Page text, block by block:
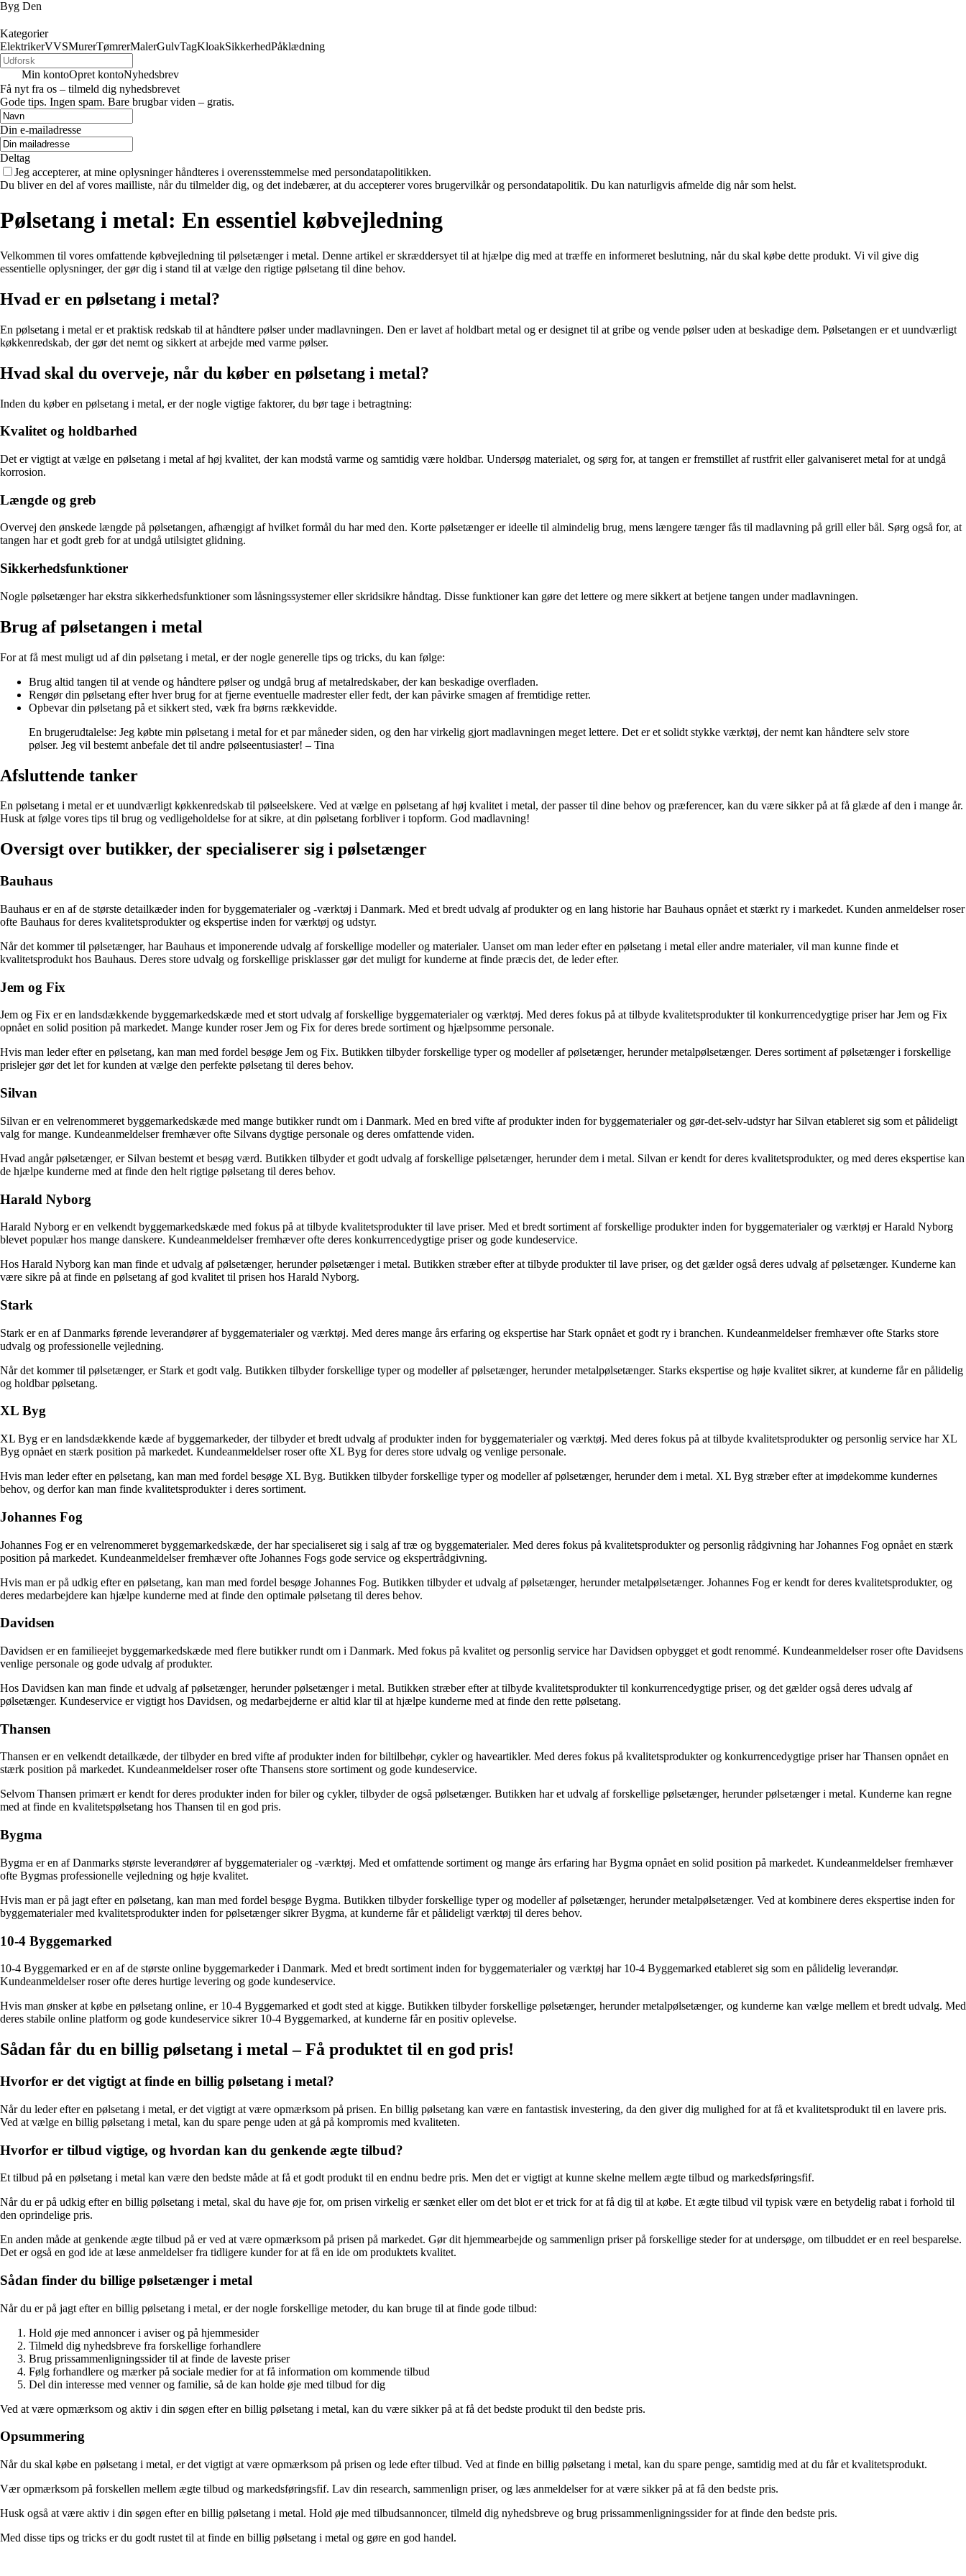
Byg Den
Kategorier
ElektrikerVVSMurerTømrerMalerGulvTagKloakSikkerhedPåklædning
Min kontoOpret kontoNyhedsbrev
Få nyt fra os – tilmeld dig nyhedsbrevet
Gode tips. Ingen spam. Bare brugbar viden – gratis.
Din e-mailadresse
Deltag
Jeg accepterer, at mine oplysninger håndteres i overensstemmelse med persondatapolitikken.
Du bliver en del af vores mailliste, når du tilmelder dig, og det indebærer, at du accepterer vores brugervilkår og persondatapolitik. Du kan naturligvis afmelde dig når som helst.
Pølsetang i metal: En essentiel købvejledning
Velkommen til vores omfattende købvejledning til pølsetænger i metal. Denne artikel er skræddersyet til at hjælpe dig med at træffe en informeret beslutning, når du skal købe dette produkt. Vi vil give dig
essentielle oplysninger, der gør dig i stand til at vælge den rigtige pølsetang til dine behov.
Hvad er en pølsetang i metal?
En pølsetang i metal er et praktisk redskab til at håndtere pølser under madlavningen. Den er lavet af holdbart metal og er designet til at gribe og vende pølser uden at beskadige dem. Pølsetangen er et uundværligt
køkkenredskab, der gør det nemt og sikkert at arbejde med varme pølser.
Hvad skal du overveje, når du køber en pølsetang i metal?
Inden du køber en pølsetang i metal, er der nogle vigtige faktorer, du bør tage i betragtning:
Kvalitet og holdbarhed
Det er vigtigt at vælge en pølsetang i metal af høj kvalitet, der kan modstå varme og samtidig være holdbar. Undersøg materialet, og sørg for, at tangen er fremstillet af rustfrit eller galvaniseret metal for at undgå
korrosion.
Længde og greb
Overvej den ønskede længde på pølsetangen, afhængigt af hvilket formål du har med den. Korte pølsetænger er ideelle til almindelig brug, mens længere tænger fås til madlavning på grill eller bål. Sørg også for, at
tangen har et godt greb for at undgå utilsigtet glidning.
Sikkerhedsfunktioner
Nogle pølsetænger har ekstra sikkerhedsfunktioner som låsningssystemer eller skridsikre håndtag. Disse funktioner kan gøre det lettere og mere sikkert at betjene tangen under madlavningen.
Brug af pølsetangen i metal
For at få mest muligt ud af din pølsetang i metal, er der nogle generelle tips og tricks, du kan følge:
Brug altid tangen til at vende og håndtere pølser og undgå brug af metalredskaber, der kan beskadige overfladen.
Rengør din pølsetang efter hver brug for at fjerne eventuelle madrester eller fedt, der kan påvirke smagen af fremtidige retter.
Opbevar din pølsetang på et sikkert sted, væk fra børns rækkevidde.
En brugerudtalelse: Jeg købte min pølsetang i metal for et par måneder siden, og den har virkelig gjort madlavningen meget lettere. Det er et solidt stykke værktøj, der nemt kan håndtere selv store
pølser. Jeg vil bestemt anbefale det til andre pølseentusiaster! – Tina
Afsluttende tanker
En pølsetang i metal er et uundværligt køkkenredskab til pølseelskere. Ved at vælge en pølsetang af høj kvalitet i metal, der passer til dine behov og præferencer, kan du være sikker på at få glæde af den i mange år.
Husk at følge vores tips til brug og vedligeholdelse for at sikre, at din pølsetang forbliver i topform. God madlavning!
Oversigt over butikker, der specialiserer sig i pølsetænger
Bauhaus
Bauhaus er en af de største detailkæder inden for byggematerialer og -værktøj i Danmark. Med et bredt udvalg af produkter og en lang historie har Bauhaus opnået et stærkt ry i markedet. Kunden anmeldelser roser
ofte Bauhaus for deres kvalitetsprodukter og ekspertise inden for værktøj og udstyr.
Når det kommer til pølsetænger, har Bauhaus et imponerende udvalg af forskellige modeller og materialer. Uanset om man leder efter en pølsetang i metal eller andre materialer, vil man kunne finde et
kvalitetsprodukt hos Bauhaus. Deres store udvalg og forskellige prisklasser gør det muligt for kunderne at finde præcis det, de leder efter.
Jem og Fix
Jem og Fix er en landsdækkende byggemarkedskæde med et stort udvalg af forskellige byggematerialer og værktøj. Med deres fokus på at tilbyde kvalitetsprodukter til konkurrencedygtige priser har Jem og Fix
opnået en solid position på markedet. Mange kunder roser Jem og Fix for deres brede sortiment og hjælpsomme personale.
Hvis man leder efter en pølsetang, kan man med fordel besøge Jem og Fix. Butikken tilbyder forskellige typer og modeller af pølsetænger, herunder metalpølsetænger. Deres sortiment af pølsetænger i forskellige
prislejer gør det let for kunden at vælge den perfekte pølsetang til deres behov.
Silvan
Silvan er en velrenommeret byggemarkedskæde med mange butikker rundt om i Danmark. Med en bred vifte af produkter inden for byggematerialer og gør-det-selv-udstyr har Silvan etableret sig som et pålideligt
valg for mange. Kundeanmeldelser fremhæver ofte Silvans dygtige personale og deres omfattende viden.
Hvad angår pølsetænger, er Silvan bestemt et besøg værd. Butikken tilbyder et godt udvalg af forskellige pølsetænger, herunder dem i metal. Silvan er kendt for deres kvalitetsprodukter, og med deres ekspertise kan
de hjælpe kunderne med at finde den helt rigtige pølsetang til deres behov.
Harald Nyborg
Harald Nyborg er en velkendt byggemarkedskæde med fokus på at tilbyde kvalitetsprodukter til lave priser. Med et bredt sortiment af forskellige produkter inden for byggematerialer og værktøj er Harald Nyborg
blevet populær hos mange danskere. Kundeanmeldelser fremhæver ofte deres konkurrencedygtige priser og gode kundeservice.
Hos Harald Nyborg kan man finde et udvalg af pølsetænger, herunder pølsetænger i metal. Butikken stræber efter at tilbyde produkter til lave priser, og det gælder også deres udvalg af pølsetænger. Kunderne kan
være sikre på at finde en pølsetang af god kvalitet til prisen hos Harald Nyborg.
Stark
Stark er en af Danmarks førende leverandører af byggematerialer og værktøj. Med deres mange års erfaring og ekspertise har Stark opnået et godt ry i branchen. Kundeanmeldelser fremhæver ofte Starks store
udvalg og professionelle vejledning.
Når det kommer til pølsetænger, er Stark et godt valg. Butikken tilbyder forskellige typer og modeller af pølsetænger, herunder metalpølsetænger. Starks ekspertise og høje kvalitet sikrer, at kunderne får en pålidelig
og holdbar pølsetang.
XL Byg
XL Byg er en landsdækkende kæde af byggemarkeder, der tilbyder et bredt udvalg af produkter inden for byggematerialer og værktøj. Med deres fokus på at tilbyde kvalitetsprodukter og personlig service har XL
Byg opnået en stærk position på markedet. Kundeanmeldelser roser ofte XL Byg for deres store udvalg og venlige personale.
Hvis man leder efter en pølsetang, kan man med fordel besøge XL Byg. Butikken tilbyder forskellige typer og modeller af pølsetænger, herunder dem i metal. XL Byg stræber efter at imødekomme kundernes
behov, og derfor kan man finde kvalitetsprodukter i deres sortiment.
Johannes Fog
Johannes Fog er en velrenommeret byggemarkedskæde, der har specialiseret sig i salg af træ og byggematerialer. Med deres fokus på kvalitetsprodukter og personlig rådgivning har Johannes Fog opnået en stærk
position på markedet. Kundeanmeldelser fremhæver ofte Johannes Fogs gode service og ekspertrådgivning.
Hvis man er på udkig efter en pølsetang, kan man med fordel besøge Johannes Fog. Butikken tilbyder et udvalg af pølsetænger, herunder metalpølsetænger. Johannes Fog er kendt for deres kvalitetsprodukter, og
deres medarbejdere kan hjælpe kunderne med at finde den optimale pølsetang til deres behov.
Davidsen
Davidsen er en familieejet byggemarkedskæde med flere butikker rundt om i Danmark. Med fokus på kvalitet og personlig service har Davidsen opbygget et godt renommé. Kundeanmeldelser roser ofte Davidsens
venlige personale og gode udvalg af produkter.
Hos Davidsen kan man finde et udvalg af pølsetænger, herunder pølsetænger i metal. Butikken stræber efter at tilbyde kvalitetsprodukter til konkurrencedygtige priser, og det gælder også deres udvalg af
pølsetænger. Kundeservice er vigtigt hos Davidsen, og medarbejderne er altid klar til at hjælpe kunderne med at finde den rette pølsetang.
Thansen
Thansen er en velkendt detailkæde, der tilbyder en bred vifte af produkter inden for biltilbehør, cykler og haveartikler. Med deres fokus på kvalitetsprodukter og konkurrencedygtige priser har Thansen opnået en
stærk position på markedet. Kundeanmeldelser roser ofte Thansens store sortiment og gode kundeservice.
Selvom Thansen primært er kendt for deres produkter inden for biler og cykler, tilbyder de også pølsetænger. Butikken har et udvalg af forskellige pølsetænger, herunder pølsetænger i metal. Kunderne kan regne
med at finde en kvalitetspølsetang hos Thansen til en god pris.
Bygma
Bygma er en af Danmarks største leverandører af byggematerialer og -værktøj. Med et omfattende sortiment og mange års erfaring har Bygma opnået en solid position på markedet. Kundeanmeldelser fremhæver
ofte Bygmas professionelle vejledning og høje kvalitet.
Hvis man er på jagt efter en pølsetang, kan man med fordel besøge Bygma. Butikken tilbyder forskellige typer og modeller af pølsetænger, herunder metalpølsetænger. Ved at kombinere deres ekspertise inden for
byggematerialer med kvalitetsprodukter inden for pølsetænger sikrer Bygma, at kunderne får et pålideligt værktøj til deres behov.
10-4 Byggemarked
10-4 Byggemarked er en af de største online byggemarkeder i Danmark. Med et bredt sortiment inden for byggematerialer og værktøj har 10-4 Byggemarked etableret sig som en pålidelig leverandør.
Kundeanmeldelser roser ofte deres hurtige levering og gode kundeservice.
Hvis man ønsker at købe en pølsetang online, er 10-4 Byggemarked et godt sted at kigge. Butikken tilbyder forskellige pølsetænger, herunder metalpølsetænger, og kunderne kan vælge mellem et bredt udvalg. Med
deres stabile online platform og gode kundeservice sikrer 10-4 Byggemarked, at kunderne får en positiv oplevelse.
Sådan får du en billig pølsetang i metal – Få produktet til en god pris!
Hvorfor er det vigtigt at finde en billig pølsetang i metal?
Når du leder efter en pølsetang i metal, er det vigtigt at være opmærksom på prisen. En billig pølsetang kan være en fantastisk investering, da den giver dig mulighed for at få et kvalitetsprodukt til en lavere pris.
Ved at vælge en billig pølsetang i metal, kan du spare penge uden at gå på kompromis med kvaliteten.
Hvorfor er tilbud vigtige, og hvordan kan du genkende ægte tilbud?
Et tilbud på en pølsetang i metal kan være den bedste måde at få et godt produkt til en endnu bedre pris. Men det er vigtigt at kunne skelne mellem ægte tilbud og markedsføringsfif.
Når du er på udkig efter en billig pølsetang i metal, skal du have øje for, om prisen virkelig er sænket eller om det blot er et trick for at få dig til at købe. Et ægte tilbud vil typisk være en betydelig rabat i forhold til
den oprindelige pris.
En anden måde at genkende ægte tilbud på er ved at være opmærksom på prisen på markedet. Gør dit hjemmearbejde og sammenlign priser på forskellige steder for at undersøge, om tilbuddet er en reel besparelse.
Det er også en god ide at læse anmeldelser fra tidligere kunder for at få en ide om produktets kvalitet.
Sådan finder du billige pølsetænger i metal
Når du er på jagt efter en billig pølsetang i metal, er der nogle forskellige metoder, du kan bruge til at finde gode tilbud:
Hold øje med annoncer i aviser og på hjemmesider
Tilmeld dig nyhedsbreve fra forskellige forhandlere
Brug prissammenligningssider til at finde de laveste priser
Følg forhandlere og mærker på sociale medier for at få information om kommende tilbud
Del din interesse med venner og familie, så de kan holde øje med tilbud for dig
Ved at være opmærksom og aktiv i din søgen efter en billig pølsetang i metal, kan du være sikker på at få det bedste produkt til den bedste pris.
Opsummering
Når du skal købe en pølsetang i metal, er det vigtigt at være opmærksom på prisen og lede efter tilbud. Ved at finde en billig pølsetang i metal, kan du spare penge, samtidig med at du får et kvalitetsprodukt.
Vær opmærksom på forskellen mellem ægte tilbud og markedsføringsfif. Lav din research, sammenlign priser, og læs anmeldelser for at være sikker på at få den bedste pris.
Husk også at være aktiv i din søgen efter en billig pølsetang i metal. Hold øje med tilbudsannoncer, tilmeld dig nyhedsbreve og brug prissammenligningssider for at finde den bedste pris.
Med disse tips og tricks er du godt rustet til at finde en billig pølsetang i metal og gøre en god handel.